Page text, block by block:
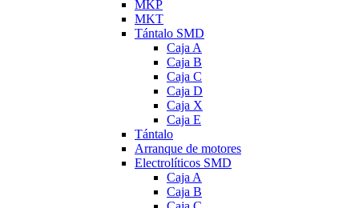
MKP
MKT
Tántalo SMD
Caja A
Caja B
Caja C
Caja D
Caja X
Caja E
Tántalo
Arranque de motores
Electrolíticos SMD
Caja A
Caja B